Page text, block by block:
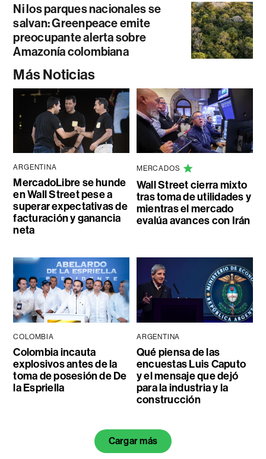
Ni los parques nacionales se
salvan: Greenpeace emite
preocupante alerta sobre
Amazonía colombiana
Más Noticias
ARGENTINA
MercadoLibre se hunde
en Wall Street pese a
superar expectativas de
facturación y ganancia
neta
MERCADOS
Wall Street cierra mixto
tras toma de utilidades y
mientras el mercado
evalúa avances con Irán
COLOMBIA
Colombia incauta
explosivos antes de la
toma de posesión de De
la Espriella
ARGENTINA
Qué piensa de las
encuestas Luis Caputo
y el mensaje que dejó
para la industria y la
construcción
Cargar más